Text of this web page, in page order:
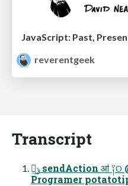
reverentgeek
Transcript
ݹ͖ྑ͖ sendAction ॴ ༑ଠ @tokorom iOS App
Programer